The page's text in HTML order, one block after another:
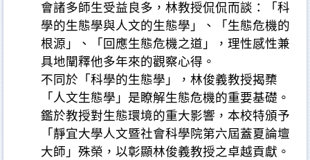
會諸多師生受益良多，林教授侃侃而談：「科
學的生態學與人文的生態學」、「生態危機的
根源」、「回應生態危機之道」，理性感性兼
具地闡釋他多年來的觀察心得。
不同於「科學的生態學」，林俊義教授揭櫫
「人文生態學」是瞭解生態危機的重要基礎。
鑑於教授對生態環境的重大影響，本校特頒予
「靜宜大學人文暨社會科學院第六屆蓋夏論壇
大師」殊榮，以彰顯林俊義教授之卓越貢獻。